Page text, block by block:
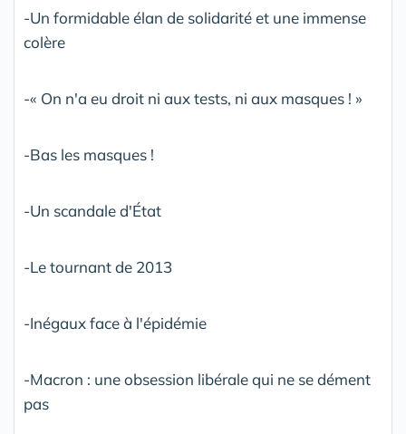
-Un formidable élan de solidarité et une immense
colère
-« On n'a eu droit ni aux tests, ni aux masques ! »
-Bas les masques !
-Un scandale d'État
-Le tournant de 2013
-Inégaux face à l'épidémie
-Macron : une obsession libérale qui ne se dément
pas